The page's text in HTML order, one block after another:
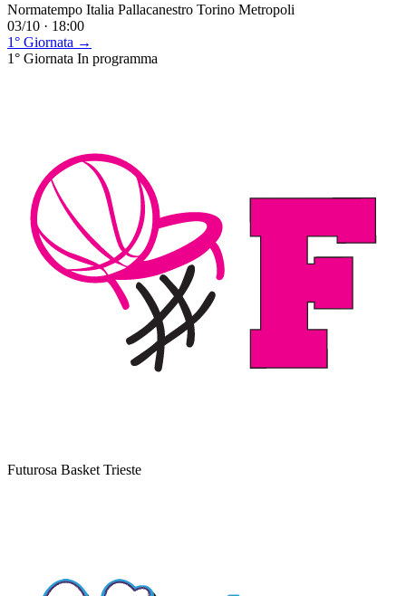
Normatempo Italia Pallacanestro Torino Metropoli
03/10 · 18:00
1° Giornata →
1° Giornata In programma
Futurosa Basket Trieste